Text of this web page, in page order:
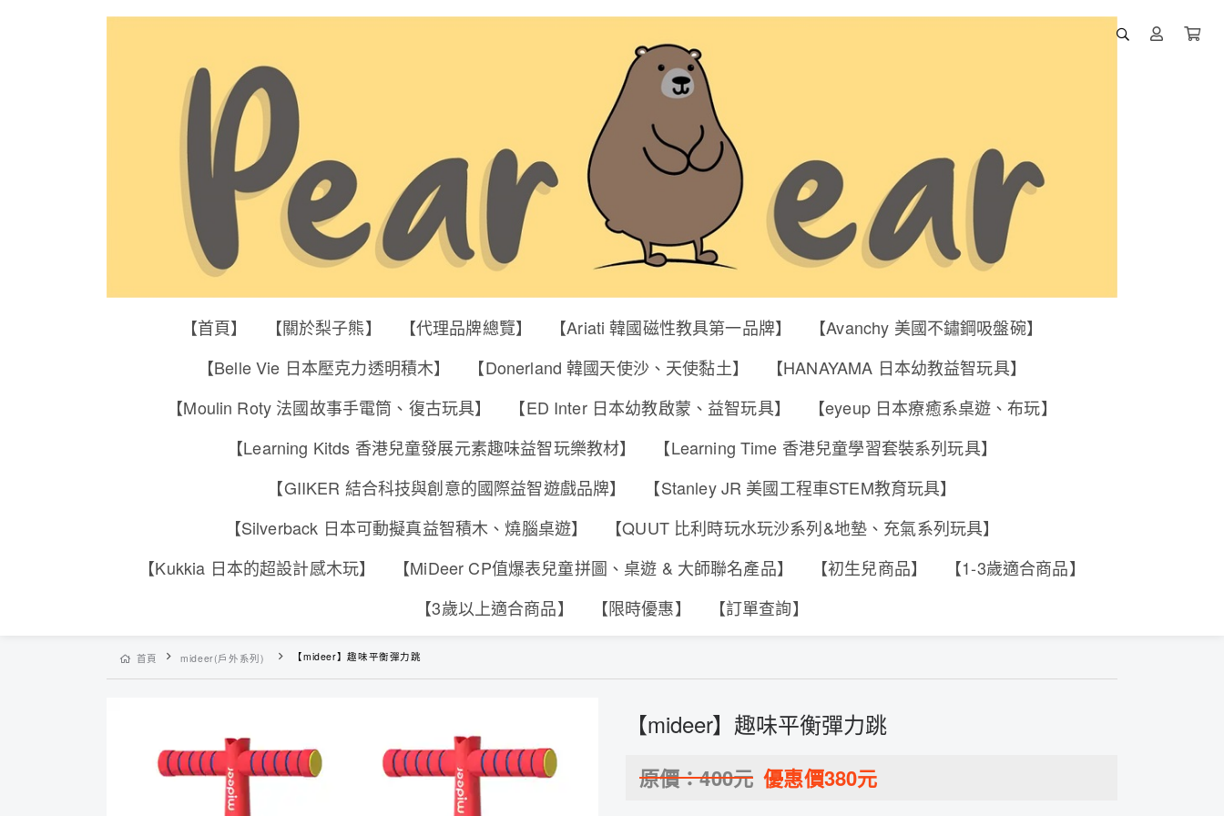
【首頁】 【關於梨子熊】 【代理品牌總覽】 【Ariati 韓國磁性教具第一品牌】
【Avanchy 美國不鏽鋼吸盤碗】
【Belle Vie 日本壓克力透明積木】
【Donerland 韓國天使沙、天使黏土】
【HANAYAMA 日本幼教益智玩具】
【Moulin Roty 法國故事手電筒、復古玩具】
【ED Inter 日本幼教啟蒙、益智玩具】
【eyeup 日本療癒系桌遊、布玩】
【Learning Kitds 香港兒童發展元素趣味益智玩樂教材】
【Learning Time 香港兒童學習套裝系列玩具】
【GIIKER 結合科技與創意的國際益智遊戲品牌】
【Stanley JR 美國工程車STEM教育玩具】
【Silverback 日本可動擬真益智積木、燒腦桌遊】
【QUUT 比利時玩水玩沙系列&地墊、充氣系列玩具】
【Kukkia 日本的超設計感木玩】
【MiDeer CP值爆表兒童拼圖、桌遊 & 大師聯名產品】 【初生兒商品】
【1-3歲適合商品】
【3歲以上適合商品】
【限時優惠】 【訂單查詢】
首頁 mideer(戶外系列) 【mideer】趣味平衡彈力跳
【mideer】趣味平衡彈力跳
原價：400元 優惠價380元